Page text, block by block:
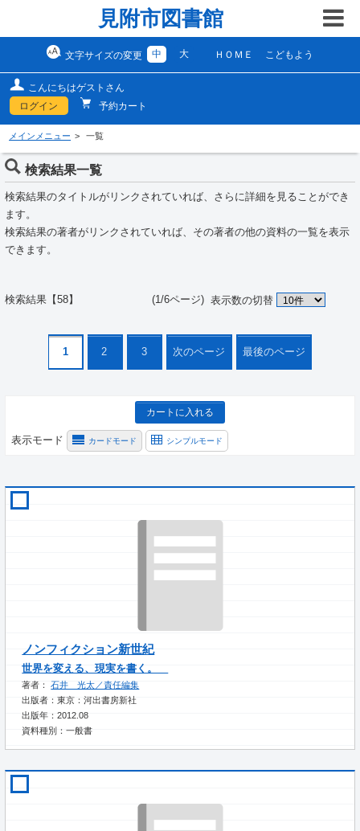
見附市図書館
文字サイズの変更 中 大 ＨＯＭＥ こどもよう
こんにちはゲストさん
ログイン
予約カート
メインメニュー 一覧
検索結果一覧
検索結果のタイトルがリンクされていれば、さらに詳細を見ることができ
ます。
検索結果の著者がリンクされていれば、その著者の他の資料の一覧を表示
できます。
検索結果【58】 (1/6ページ) 表示数の切替
1 2 3 次のページ 最後のページ
カートに入れる
表示モード カードモード シンプルモード
ノンフィクション新世紀
世界を変える、現実を書く。
著者：石井 光太／責任編集
出版者：東京：河出書房新社
出版年：2012.08
資料種別：一般書